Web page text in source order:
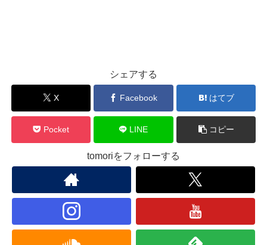
シェアする
X Facebook はてブ
Pocket LINE コピー
tomoriをフォローする